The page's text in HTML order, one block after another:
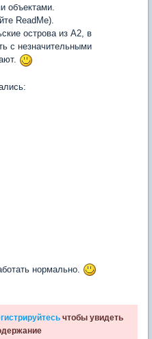
объектами.
ReadMe).
острова из A2, в
с незначительными
нормально.
чтобы увидеть